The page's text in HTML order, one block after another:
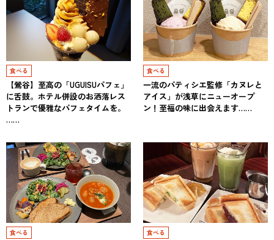
食べる
【鶯谷】至高の「UGUISUパフェ」
に舌鼓。ホテル併設のお洒落レス
トランで優雅なパフェタイムを。
……
食べる
一流のパティシエ監修「カヌレと
アイス」が浅草にニューオープ
ン！至福の味に出会えます……
食べる 食べる